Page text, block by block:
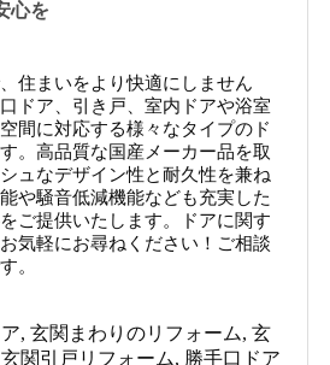
心を
住まいをより快適にしません
ドア、引き戸、室内ドアや浴室
間に対応する様々なタイプのド
。高品質な国産メーカー品を取
ュなデザイン性と耐久性を兼ね
や騒音低減機能なども充実した
ご提供いたします。ドアに関す
気軽にお尋ねください！ご相談
。